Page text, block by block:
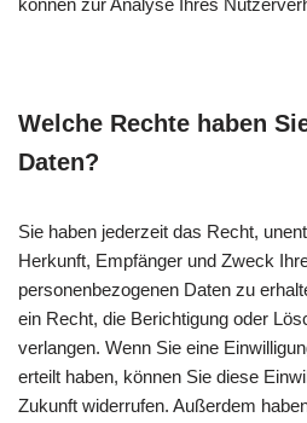
können zur Analyse Ihres
Welche Rechte haben
Daten?
Sie haben jederzeit das Recht,
Herkunft, Empfänger und Zweck
personenbezogenen Daten zu
ein Recht, die Berichtigung oder
verlangen. Wenn Sie eine
erteilt haben, können Sie diese
Zukunft widerrufen. Außerdem